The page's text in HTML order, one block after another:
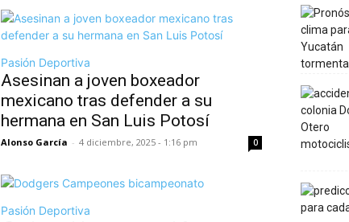
Pasión Deportiva
Asesinan a joven boxeador
mexicano tras defender a su
hermana en San Luis Potosí
Alonso García - 4 diciembre, 2025 - 1:16 pm 0
Pasión Deportiva